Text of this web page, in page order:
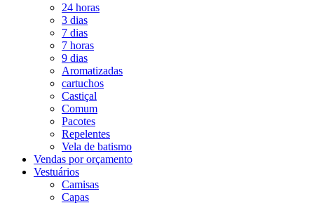
24 horas
3 dias
7 dias
7 horas
9 dias
Aromatizadas
cartuchos
Castiçal
Comum
Pacotes
Repelentes
Vela de batismo
Vendas por orçamento
Vestuários
Camisas
Capas